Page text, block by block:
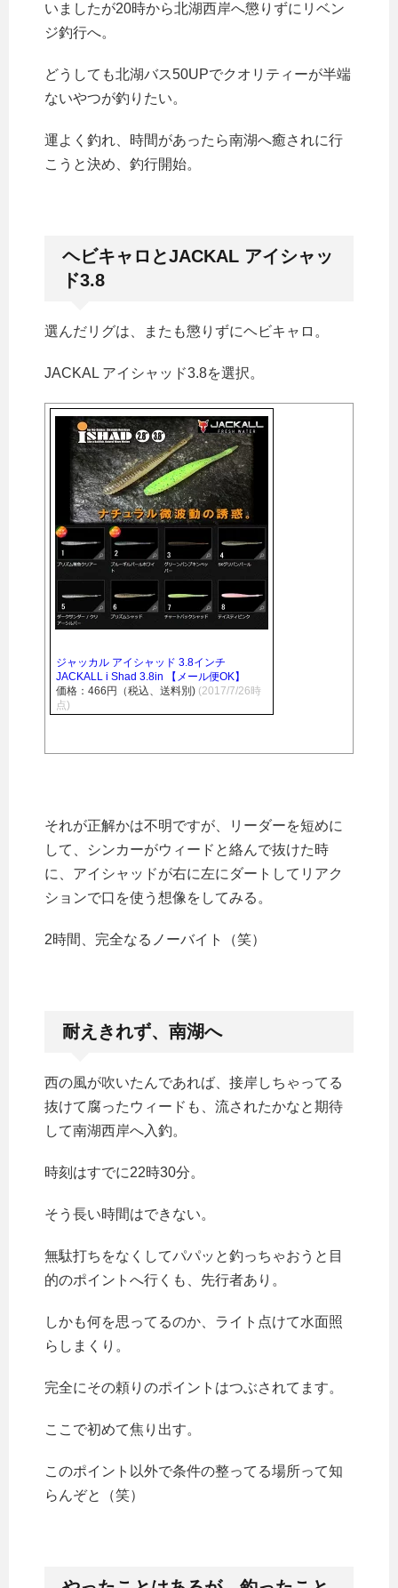
いましたが20時から北湖西岸へ懲りずにリベン
ジ釣行へ。
どうしても北湖バス50UPでクオリティーが半端
ないやつが釣りたい。
運よく釣れ、時間があったら南湖へ癒されに行
こうと決め、釣行開始。
ヘビキャロとJACKAL アイシャッ
ド3.8
選んだリグは、またも懲りずにヘビキャロ。
JACKAL アイシャッド3.8を選択。
ジャッカル アイシャッド 3.8インチ
JACKALL i Shad 3.8in 【メール便OK】
価格：466円（税込、送料別) (2017/7/26時
点)
それが正解かは不明ですが、リーダーを短めに
して、シンカーがウィードと絡んで抜けた時
に、アイシャッドが右に左にダートしてリアク
ションで口を使う想像をしてみる。
2時間、完全なるノーバイト（笑）
耐えきれず、南湖へ
西の風が吹いたんであれば、接岸しちゃってる
抜けて腐ったウィードも、流されたかなと期待
して南湖西岸へ入釣。
時刻はすでに22時30分。
そう長い時間はできない。
無駄打ちをなくしてパパッと釣っちゃおうと目
的のポイントへ行くも、先行者あり。
しかも何を思ってるのか、ライト点けて水面照
らしまくり。
完全にその頼りのポイントはつぶされてます。
ここで初めて焦り出す。
このポイント以外で条件の整ってる場所って知
らんぞと（笑）